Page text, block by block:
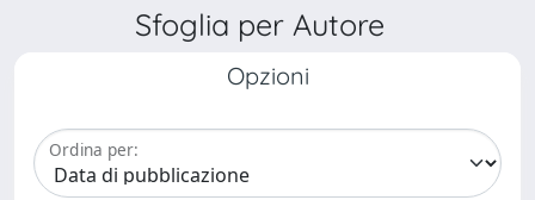
Sfoglia per Autore
Opzioni
Ordina per: